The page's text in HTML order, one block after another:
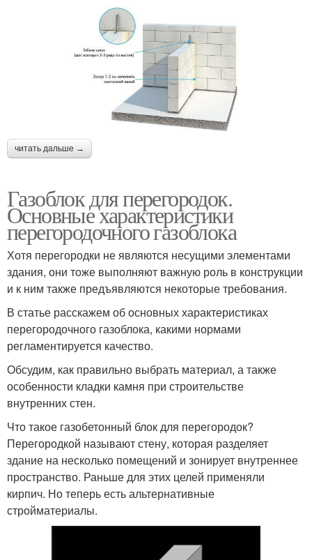
читать дальше →
Газоблок для перегородок.
Основные характеристики
перегородочного газоблока
Хотя перегородки не являются несущими элементами
здания, они тоже выполняют важную роль в конструкции
и к ним также предъявляются некоторые требования.
В статье расскажем об основных характеристиках
перегородочного газоблока, какими нормами
регламентируется качество.
Обсудим, как правильно выбрать материал, а также
особенности кладки камня при строительстве
внутренних стен.
Что такое газобетонный блок для перегородок?
Перегородкой называют стену, которая разделяет
здание на несколько помещений и зонирует внутреннее
пространство. Раньше для этих целей применяли
кирпич. Но теперь есть альтернативные
стройматериалы.